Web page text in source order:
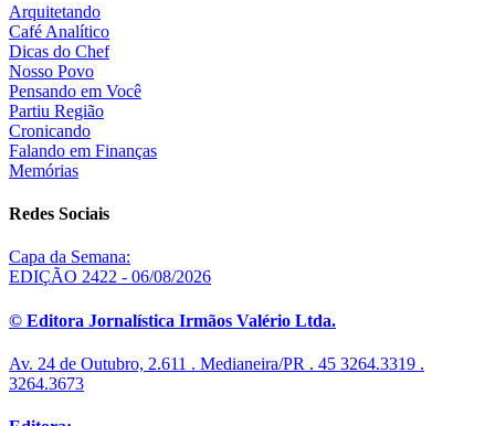
Arquitetando
Café Analítico
Dicas do Chef
Nosso Povo
Pensando em Você
Partiu Região
Cronicando
Falando em Finanças
Memórias
Redes Sociais
Capa da Semana:
EDIÇÃO 2422 - 06/08/2026
© Editora Jornalística Irmãos Valério Ltda.
Av. 24 de Outubro, 2.611 . Medianeira/PR . 45 3264.3319 .
3264.3673